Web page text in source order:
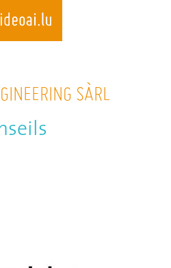
Skip
to
main
content
SÀRL